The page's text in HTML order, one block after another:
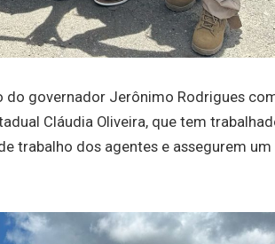
governador Jerônimo Rodrigues
Cláudia Oliveira, que tem
trabalho dos agentes e assegurem